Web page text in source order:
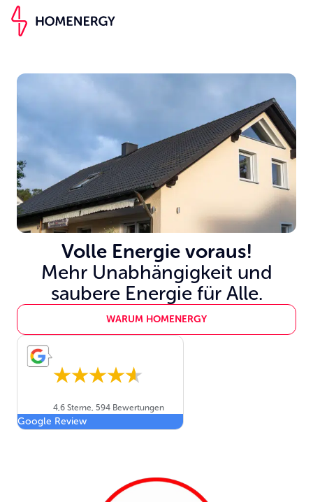
WARUM HOMENERGY
Volle Energie voraus!
Mehr Unabhängigkeit und
saubere Energie für Alle.
4,6 Sterne, 594 Bewertungen
Google Review